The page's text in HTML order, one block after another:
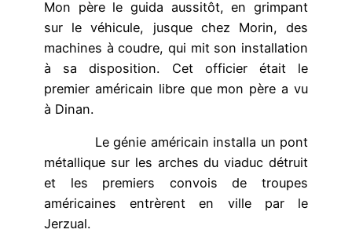
Mon père le guida aussitôt, en grimpant
sur le véhicule, jusque chez Morin, des
machines à coudre, qui mit son installation
à sa disposition. Cet officier était le
premier américain libre que mon père a vu
à Dinan.
Le génie américain installa un pont
métallique sur les arches du viaduc détruit
et les premiers convois de troupes
américaines entrèrent en ville par le
Jerzual.